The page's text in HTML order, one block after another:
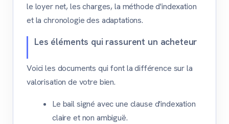
le loyer net, les charges, la méthode d'indexation
et la chronologie des adaptations.
Les éléments qui rassurent un acheteur
Voici les documents qui font la différence sur la
valorisation de votre bien.
Le bail signé avec une clause d'indexation
claire et non ambiguë.